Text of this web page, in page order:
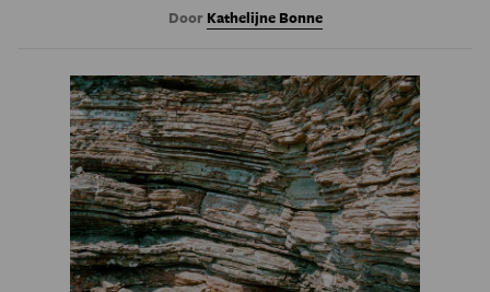
Door Kathelijne Bonne